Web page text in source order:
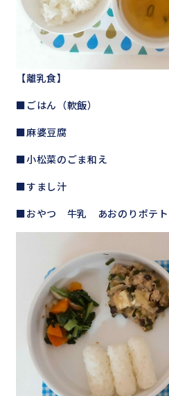
【離乳食】
■ごはん（軟飯）
■麻婆豆腐
■小松菜のごま和え
■すまし汁
■おやつ 牛乳 あおのりポテト